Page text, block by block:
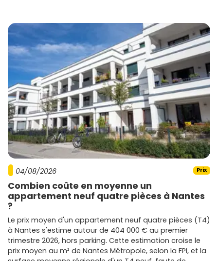
charges. Renseigne-toi aussi sur la
réglementation des
meublés de tourisme
(déclaration en mairie, éventuelles
autorisations) si tu vises la location courte durée.
Promoteurs présents à Deauville et sur
la Côte Fleurie
Sur Deauville et ses environs, tu retrouves des acteurs
nationaux et régionaux proposant des résidences de
standing, souvent avec extérieurs et stationnement :
Bouygues Immobilier: programmes contemporains,
orientations soignées et espaces extérieurs, souvent
proches des commodités.
Nexity: large éventail de typologies, du primo-
accédant au haut de gamme, avec une attention à
la performance énergétiqueRE 2020
Cogedim: résidences de standing avec finitions
Eiffage Immobilier: opérations qualitatives,
emplacements stratégiques et démarche durable.
Kaufman & Broad: architecture soignée et
prestations complètes (parking, extérieurs, sécurité).
04/08/2026 Prix
Combien coûte en moyenne un
appartement neuf quatre pièces à Nantes
?
Le prix moyen d'un appartement neuf quatre pièces (T4)
à Nantes s'estime autour de 404 000 € au premier
trimestre 2026, hors parking. Cette estimation croise le
prix moyen au m² de Nantes Métropole, selon la FPI, et la